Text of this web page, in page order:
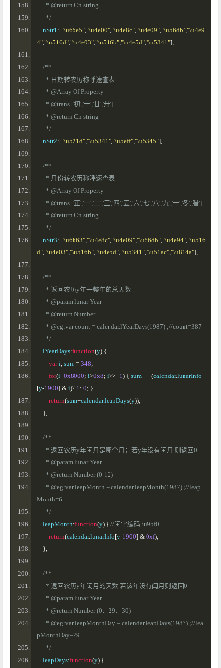
      * @return Cn string
      */
    nStr1
:["\u65e5","\u4e00","\u4e8c","\u4e09","\u56db","\u4e9
4","\u516d","\u4e03","\u516b","\u4e5d","\u5341"],
/**
      * 日期转农历称呼速查表
      * @Array Of Property
      * @trans ['初','十','廿','卅']
      * @return Cn string
      */
    nStr2
:["\u521d","\u5341","\u5eff","\u5345"],
/**
      * 月份转农历称呼速查表
      * @Array Of Property
      * @trans ['正','一','二','三','四','五','六','七','八','九','十','冬','腊']
      * @return Cn string
      */
    nStr3
:["\u6b63","\u4e8c","\u4e09","\u56db","\u4e94","\u516
d","\u4e03","\u516b","\u4e5d","\u5341","\u51ac","\u814a"],
/**
      * 返回农历y年一整年的总天数
      * @param lunar Year
      * @return Number
      * @eg:var count = calendar.lYearDays(1987) ;//count=387
      */
    lYearDays
:function(y) {
var i, sum = 348;
for(i=0x8000; i>0x8; i>>=1) { sum += (calendar.lunarInfo
[y-1900] & i)? 1: 0; }
return(sum+calendar.leapDays(y));
},
/**
      * 返回农历y年闰月是哪个月；若y年没有闰月 则返回0
      * @param lunar Year
      * @return Number (0-12)
Month=6
      */
    leapMonth
:function(y) { //闰字编码 \u95f0
return(calendar.lunarInfo[y-1900] & 0xf);
},
/**
      * 返回农历y年闰月的天数 若该年没有闰月则返回0
      * @param lunar Year
      * @return Number (0、29、30)
pMonthDay=29
      */
    leapDays
:function(y) {